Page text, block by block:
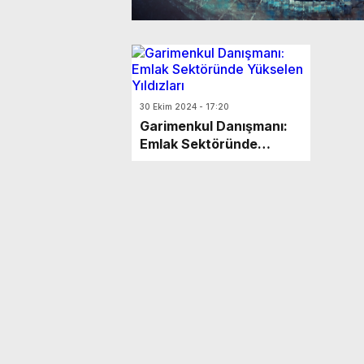
30 Ekim 2024 - 17:20
Garimenkul Danışmanı:
Emlak Sektöründe